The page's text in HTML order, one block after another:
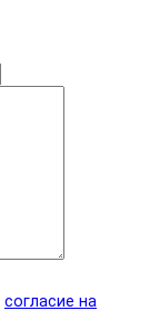
согласие на